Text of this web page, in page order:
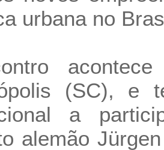
urbana no
(SC), e
a
alemão